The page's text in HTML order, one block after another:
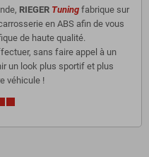
RIEGER Tuning fabrique sur
en ABS afin de vous
de haute qualité.
sans faire appel à un
un look plus sportif et plus
véhicule !